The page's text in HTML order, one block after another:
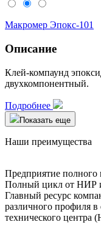
Макромер Эпокс-101
Описание
Клей-компаунд
двухкомпонентный.
Подробнее
Показать еще
Наши преимущества
Предприятие полного
Полный цикл от НИР и
Главный ресурс
различного профиля в
технического центра